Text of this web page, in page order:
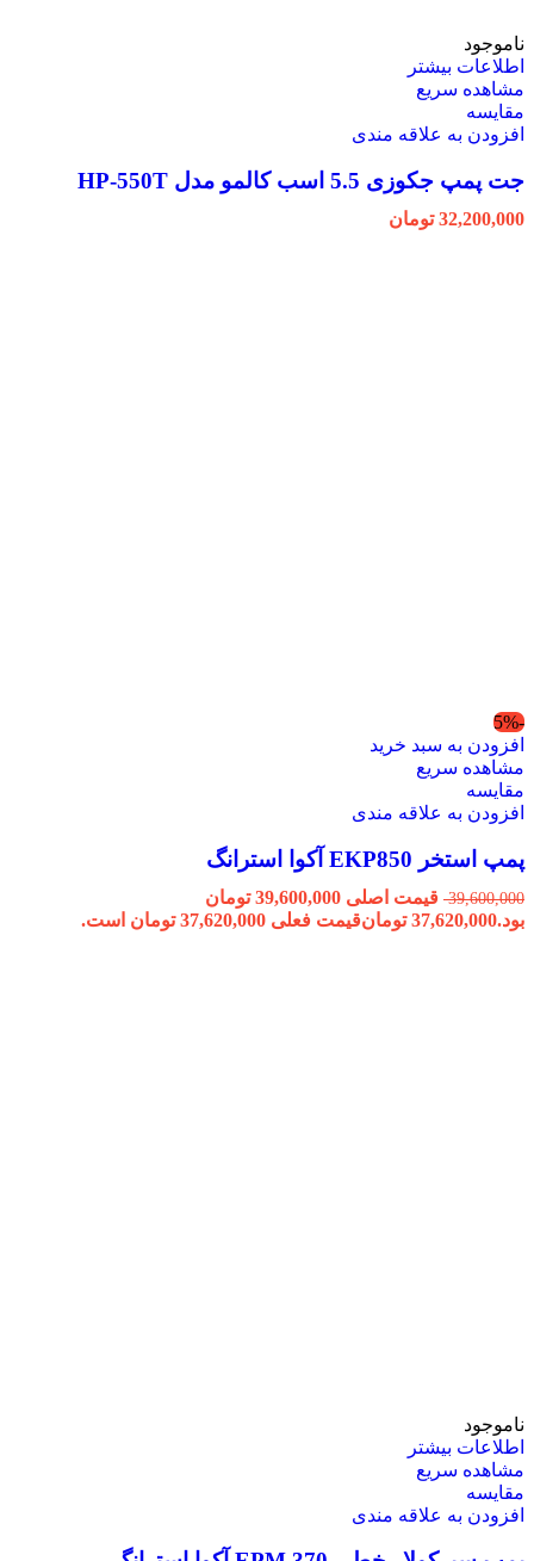
ناموجود
اطلاعات بیشتر
مشاهده سریع
مقایسه
افزودن به علاقه مندی
جت پمپ جکوزی 5.5 اسب کالمو مدل HP-550T
32,200,000 تومان
-5%
افزودن به سبد خرید
مشاهده سریع
مقایسه
افزودن به علاقه مندی
پمپ استخر EKP850 آکوا استرانگ
39,600,000
قیمت اصلی 39,600,000 تومان
بود.37,620,000 تومانقیمت فعلی 37,620,000 تومان است.
ناموجود
اطلاعات بیشتر
مشاهده سریع
مقایسه
افزودن به علاقه مندی